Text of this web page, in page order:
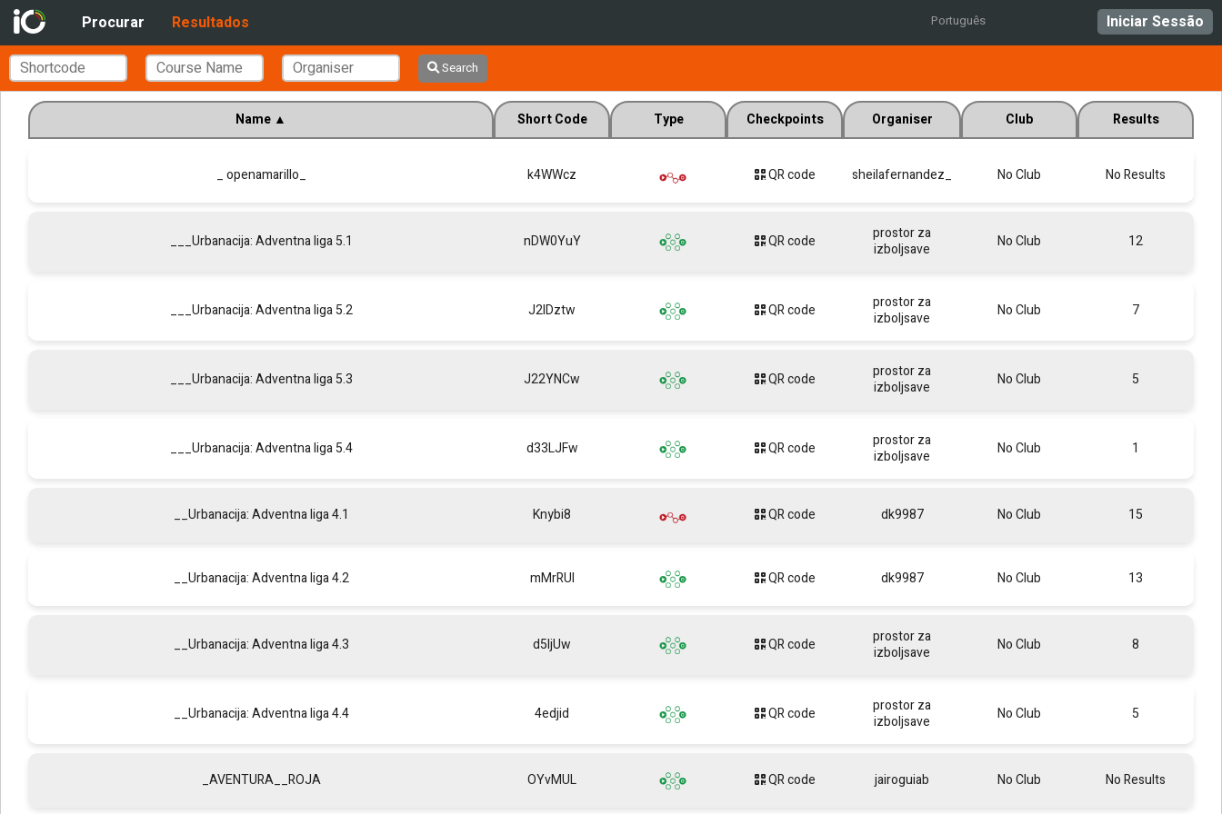
Procurar Resultados Português Iniciar Sessão
Search
Name ▲ Short Code Type Checkpoints Organiser Club Results
_ openamarillo_ k4WWcz QR code sheilafernandez_ No Club No Results
___Urbanacija: Adventna liga 5.1 nDW0YuY QR code
prostor za
izboljsave
No Club 12
___Urbanacija: Adventna liga 5.2 J2lDztw QR code
prostor za
izboljsave
No Club 7
___Urbanacija: Adventna liga 5.3 J22YNCw QR code
prostor za
izboljsave
No Club 5
___Urbanacija: Adventna liga 5.4 d33LJFw QR code
prostor za
izboljsave
No Club 1
__Urbanacija: Adventna liga 4.1 Knybi8 QR code dk9987 No Club 15
__Urbanacija: Adventna liga 4.2 mMrRUl QR code dk9987 No Club 13
__Urbanacija: Adventna liga 4.3 d5ljUw QR code
prostor za
izboljsave
No Club 8
__Urbanacija: Adventna liga 4.4 4edjid QR code
prostor za
izboljsave
No Club 5
_AVENTURA__ROJA OYvMUL QR code jairoguiab No Club No Results